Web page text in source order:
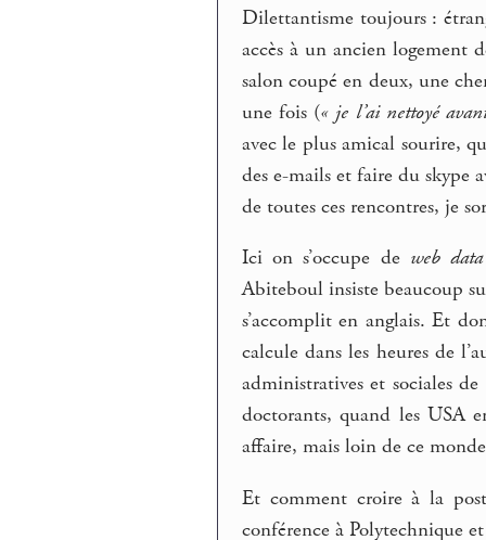
Dilettantisme toujours :
accès à un ancien logement
salon coupé en deux, une
une fois (« je l’ai nettoyé
avec le plus amical sourire,
des e-mails et faire du skype
de toutes ces rencontres, je
Ici on s’occupe de web
Abiteboul insiste beaucoup
s’accomplit en anglais. Et
calcule dans les heures de
administratives et sociales
doctorants, quand les USA
affaire, mais loin de ce
Et comment croire à la
conférence à Polytechnique